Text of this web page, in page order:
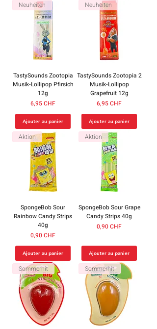
Neuheiten
TastySounds Zootopia
Musik-Lollipop Pfirsich
12g
Prix
6,95 CHF
Ajouter au panier
Neuheiten
TastySounds Zootopia 2
Musik-Lollipop
Grapefruit 12g
Prix
6,95 CHF
Ajouter au panier
Aktion
SpongeBob Sour
Rainbow Candy Strips
40g
Prix
0,90 CHF
Ajouter au panier
Aktion
SpongeBob Sour Grape
Candy Strips 40g
Prix
0,90 CHF
Ajouter au panier
Sommerhit Sommerhit